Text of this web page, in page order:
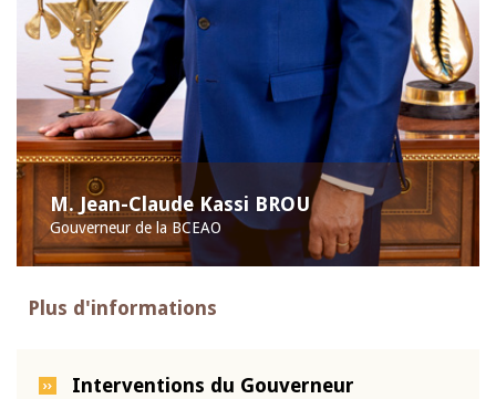
M. Jean-Claude Kassi BROU
Gouverneur de la BCEAO
Plus d'informations
Interventions du Gouverneur